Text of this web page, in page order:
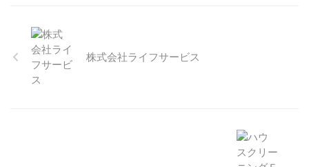
株式会社ライフサービス